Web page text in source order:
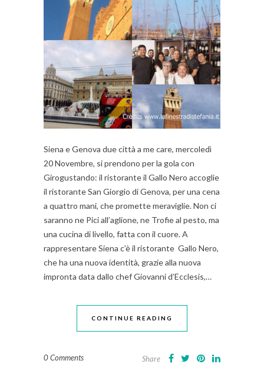
Siena e Genova due città a me care, mercoledì
20 Novembre, si prendono per la gola con
Girogustando: il ristorante il Gallo Nero accoglie
il ristorante San Giorgio di Genova, per una cena
a quattro mani, che promette meraviglie. Non ci
saranno ne Pici all’aglione, ne Trofie al pesto, ma
una cucina di livello, fatta con il cuore. A
rappresentare Siena c’è il ristorante Gallo Nero,
che ha una nuova identità, grazie alla nuova
impronta data dallo chef Giovanni d’Ecclesis,…
CONTINUE READING
0 Comments Share